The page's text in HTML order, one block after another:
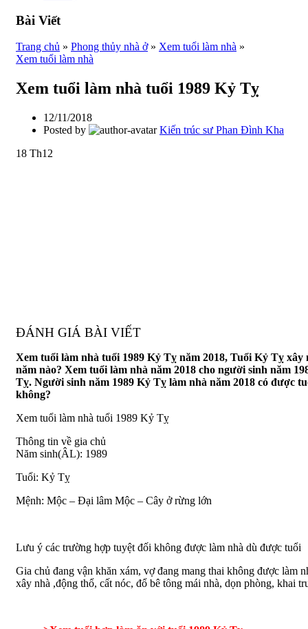
Bài Viết
Trang chủ » Phong thủy nhà ở» Xem tuổi làm nhà »
Xem tuổi làm nhà
Xem tuổi làm nhà tuổi 1989 Kỷ Tỵ
12/11/2018
Posted by
Kiến trúc sư Phan Đình Kha
18 Th12
ĐÁNH GIÁ BÀI VIẾT
Xem tuổi làm nhà tuổi 1989 Kỷ Tỵ năm 2018, Tuổi Kỷ Tỵ xây
năm nào? Xem tuổi làm nhà năm 2018 cho người sinh năm
Tỵ. Người sinh năm 1989 Kỷ Tỵ làm nhà năm 2018 có được
không?
Xem tuổi làm nhà tuổi 1989 Kỷ Tỵ
Thông tin về gia chủ
Năm sinh(ÂL): 1989
Tuổi: Kỷ Tỵ
Mệnh: Mộc – Đại lâm Mộc – Cây ở rừng lớn
Lưu ý các trường hợp tuyệt đối không được làm nhà dù được tuổi
Gia chủ đang vận khăn xám, vợ đang mang thai không được làm
xây nhà ,động thổ, cất nóc, đổ bê tông mái nhà, dọn phòng, khai